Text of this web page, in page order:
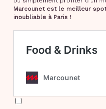
Marcounet est le meilleur
inoubliable à Paris!